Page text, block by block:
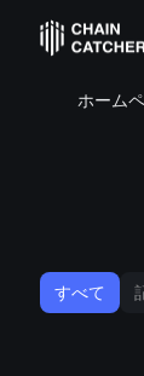
ホーム
すべて